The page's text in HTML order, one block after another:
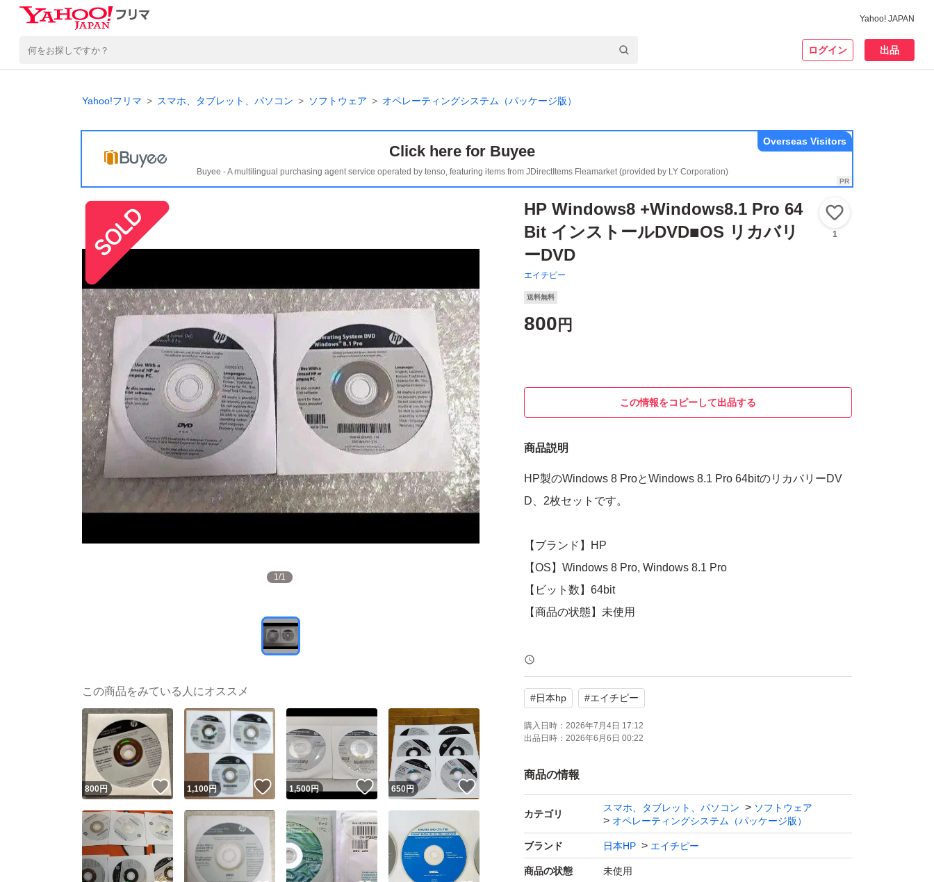
Yahoo! JAPAN
ログイン 出品
Yahoo!フリマ スマホ、タブレット、パソコン ソフトウェア オペレーティングシステム（パッケージ版）
Click here for Buyee
Buyee - A multilingual purchasing agent service operated by tenso, featuring items from JDirectItems Fleamarket (provided by LY Corporation)
Overseas Visitors
1/1
HP Windows8 +Windows8.1 Pro 64
Bit インストールDVD■OS リカバリ
ーDVD
エイチピー
1
送料無料
800 円
この情報をコピーして出品する
商品説明
HP製のWindows 8 ProとWindows 8.1 Pro 64bitのリカバリーDV
D、2枚セットです。
【ブランド】HP
【OS】Windows 8 Pro, Windows 8.1 Pro
【ビット数】64bit
【商品の状態】未使用
よろしくお願いいたします。
#日本hp #エイチピー
購入日時： 2026年7月4日 17:12
出品日時： 2026年6月6日 00:22
商品の情報
カテゴリ
スマホ、タブレット、パソコン
ソフトウェア
オペレーティングシステム（パッケージ版）
ブランド 日本HP エイチピー
商品の状態 未使用
この商品をみている人にオススメ
800円 いいね！
1,100円 いいね！
1,500円 いいね！
650円